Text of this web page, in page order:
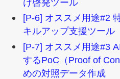
け啓発ツール
[P-6] オススメ用途#2
キルアップ支援ツール
[P-7] オススメ用途#3
するPoC（Proof of
めの対照データ作成